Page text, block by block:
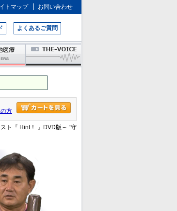
トマップ お問い合わせ
よくあるご質問
方
ト『 Hint！ 』DVD版～ “守